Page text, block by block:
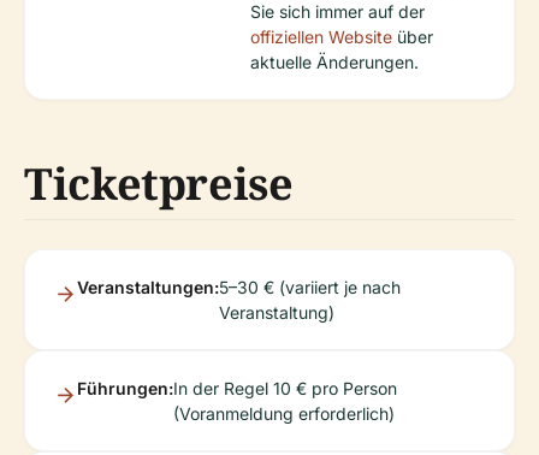
Sie sich immer auf der
offiziellen Website über
aktuelle Änderungen.
Ticketpreise
Veranstaltungen:5–30 € (variiert je nach
Veranstaltung)
Führungen:In der Regel 10 € pro Person
(Voranmeldung erforderlich)